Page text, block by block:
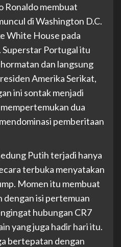
Ronaldo membuat
di Washington D.C.
White House pada
Superstar Portugal itu
dan langsung
Amerika Serikat,
ini sontak menjadi
dua
pemberitaan
Putih terjadi hanya
terbuka menyatakan
Momen itu membuat
dengan isi pertemuan
hubungan CR7
yang juga hadir hari itu.
bertepatan dengan